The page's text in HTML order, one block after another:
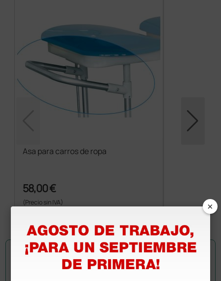
Asa para carros de ropa
58,00 €
(Precio sin IVA)
×